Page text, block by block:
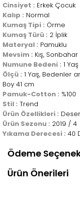
Cinsiyet : Erkek Çocuk
Kalıp : Normal
Kumaş Tipi : Örme
Kumaş Türü : 2 İplik
Materyal : Pamuklu
Mevsim : Kış, Sonbahar
Numune Bedeni : 1 Yaş
Ölçü : 1 Yaş, Bedenler
Boy 41 cm
Pamuk-Cotton : %100
Stil : Trend
Ürün Özellikleri :
Ürün Sezonu : 2019 / 4
Yıkama Derecesi : 40
Ödeme
Ürün Önerileri